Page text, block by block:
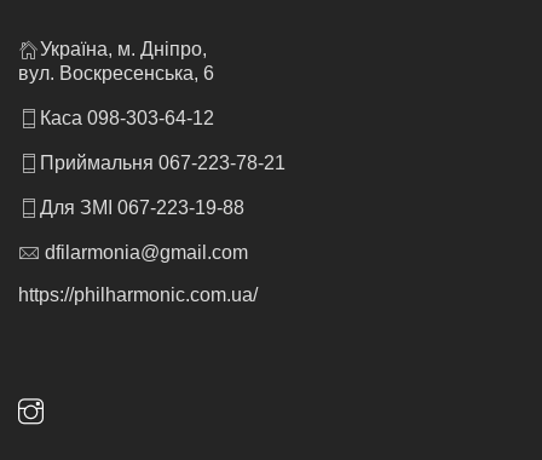
Україна, м. Дніпро,
вул. Воскресенська, 6
Каса 098-303-64-12
Приймальня 067-223-78-21
Для ЗМІ 067-223-19-88
dfilarmonia@gmail.com
https://philharmonic.com.ua/